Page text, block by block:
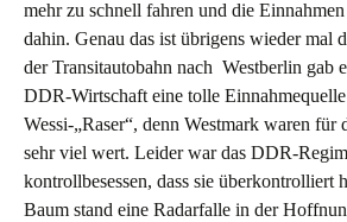
mehr zu schnell fahren und die
dahin. Genau das ist übrigens wieder mal
der Transitautobahn nach Westberlin gab
DDR-Wirtschaft eine tolle
Wessi-„Raser“, denn Westmark waren
sehr viel wert. Leider war das DDR-
kontrollbesessen, dass sie überkontrolliert
Baum stand eine Radarfalle in der